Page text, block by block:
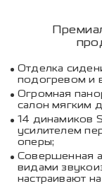
Отделка
подогревом и
Огромная
салон мягким
14 динамиков
усилителем
оперы;
Совершенная
видами
настраивают